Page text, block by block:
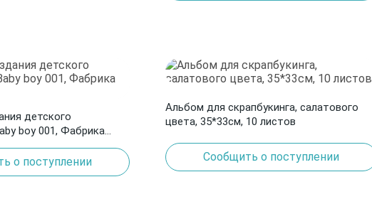
детского
boy 001, Фабрика
о поступлении
Альбом для скрапбукинга, салатового
цвета, 35*33см, 10 листов
Сообщить о поступлении